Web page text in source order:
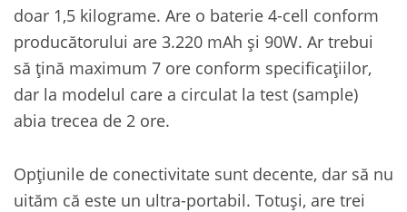
doar 1,5 kilograme. Are o baterie 4-cell conform
producătorului are 3.220 mAh și 90W. Ar trebui
să țină maximum 7 ore conform specificațiilor,
dar la modelul care a circulat la test (sample)
abia trecea de 2 ore.
Opțiunile de conectivitate sunt decente, dar să nu
uităm că este un ultra-portabil. Totuși, are trei